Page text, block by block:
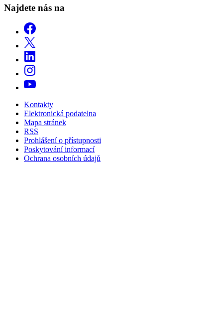
Najdete nás na
Kontakty
Elektronická podatelna
Mapa stránek
RSS
Prohlášení o přístupnosti
Poskytování informací
Ochrana osobních údajů